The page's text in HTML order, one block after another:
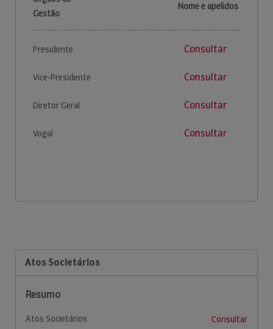
Gestão
Nome e apelidos
Presidente Consultar
Vice-Presidente Consultar
Diretor Geral Consultar
Vogal Consultar
Atos Societários
Resumo
Atos Societários
Consultar